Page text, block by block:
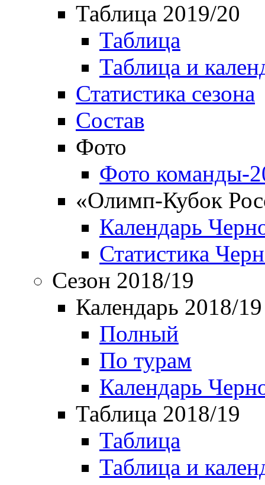
Таблица 2019/20
Таблица
Таблица и
Статистика сезона
Состав
Фото
Фото команды-
«Олимп-Кубок
Календарь
Статистика
Сезон 2018/19
Календарь 2018/19
Полный
По турам
Календарь
Таблица 2018/19
Таблица
Таблица и